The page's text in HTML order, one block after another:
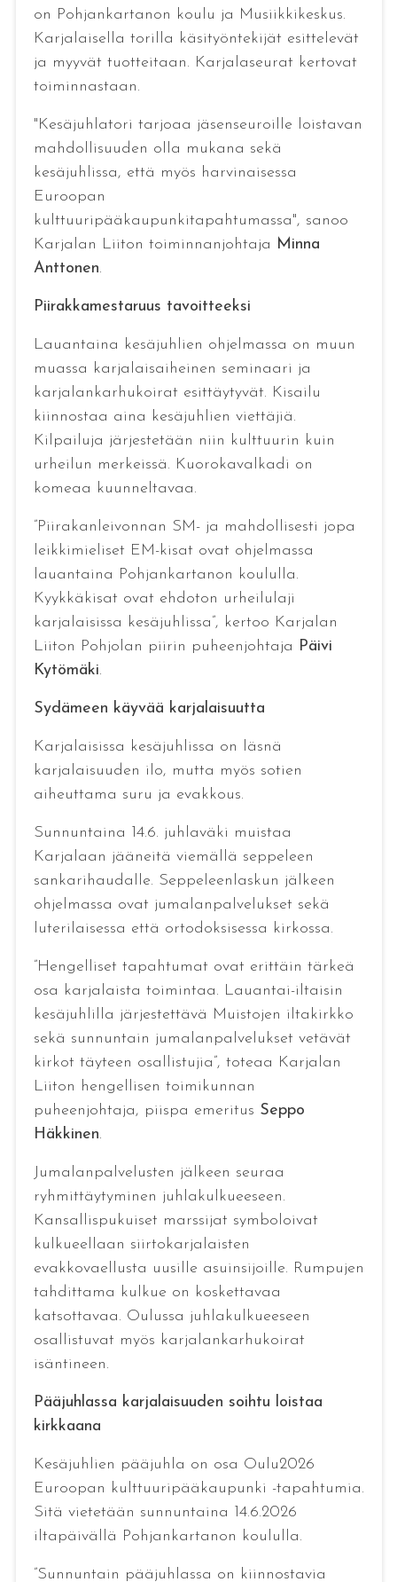
on Pohjankartanon koulu ja Musiikkikeskus.
Karjalaisella torilla käsityöntekijät esittelevät
ja myyvät tuotteitaan. Karjalaseurat kertovat
toiminnastaan.
"Kesäjuhlatori tarjoaa jäsenseuroille loistavan
mahdollisuuden olla mukana sekä
kesäjuhlissa, että myös harvinaisessa
Euroopan
kulttuuripääkaupunkitapahtumassa", sanoo
Karjalan Liiton toiminnanjohtaja Minna
Anttonen.
Piirakkamestaruus tavoitteeksi
Lauantaina kesäjuhlien ohjelmassa on muun
muassa karjalaisaiheinen seminaari ja
karjalankarhukoirat esittäytyvät. Kisailu
kiinnostaa aina kesäjuhlien viettäjiä.
Kilpailuja järjestetään niin kulttuurin kuin
urheilun merkeissä. Kuorokavalkadi on
komeaa kuunneltavaa.
”Piirakanleivonnan SM- ja mahdollisesti jopa
leikkimieliset EM-kisat ovat ohjelmassa
lauantaina Pohjankartanon koululla.
Kyykkäkisat ovat ehdoton urheilulaji
karjalaisissa kesäjuhlissa”, kertoo Karjalan
Liiton Pohjolan piirin puheenjohtaja Päivi
Kytömäki.
Sydämeen käyvää karjalaisuutta
Karjalaisissa kesäjuhlissa on läsnä
karjalaisuuden ilo, mutta myös sotien
aiheuttama suru ja evakkous.
Sunnuntaina 14.6. juhlaväki muistaa
Karjalaan jääneitä viemällä seppeleen
sankarihaudalle. Seppeleenlaskun jälkeen
ohjelmassa ovat jumalanpalvelukset sekä
luterilaisessa että ortodoksisessa kirkossa.
”Hengelliset tapahtumat ovat erittäin tärkeä
osa karjalaista toimintaa. Lauantai-iltaisin
kesäjuhlilla järjestettävä Muistojen iltakirkko
sekä sunnuntain jumalanpalvelukset vetävät
kirkot täyteen osallistujia”, toteaa Karjalan
Liiton hengellisen toimikunnan
puheenjohtaja, piispa emeritus Seppo
Häkkinen.
Jumalanpalvelusten jälkeen seuraa
ryhmittäytyminen juhlakulkueeseen.
Kansallispukuiset marssijat symboloivat
kulkueellaan siirtokarjalaisten
evakkovaellusta uusille asuinsijoille. Rumpujen
tahdittama kulkue on koskettavaa
katsottavaa. Oulussa juhlakulkueeseen
osallistuvat myös karjalankarhukoirat
isäntineen.
Pääjuhlassa karjalaisuuden soihtu loistaa
kirkkaana
Kesäjuhlien pääjuhla on osa Oulu2026
Euroopan kulttuuripääkaupunki -tapahtumia.
Sitä vietetään sunnuntaina 14.6.2026
iltapäivällä Pohjankartanon koululla.
”Sunnuntain pääjuhlassa on kiinnostavia